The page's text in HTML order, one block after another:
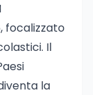
focalizzato
Il
la